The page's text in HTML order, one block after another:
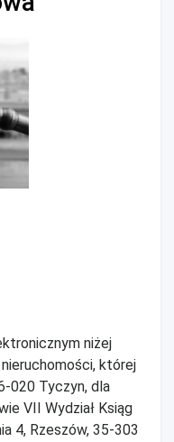
niżej
której
020 Tyczyn, dla
VII Wydział Ksiąg
4, Rzeszów, 35-303